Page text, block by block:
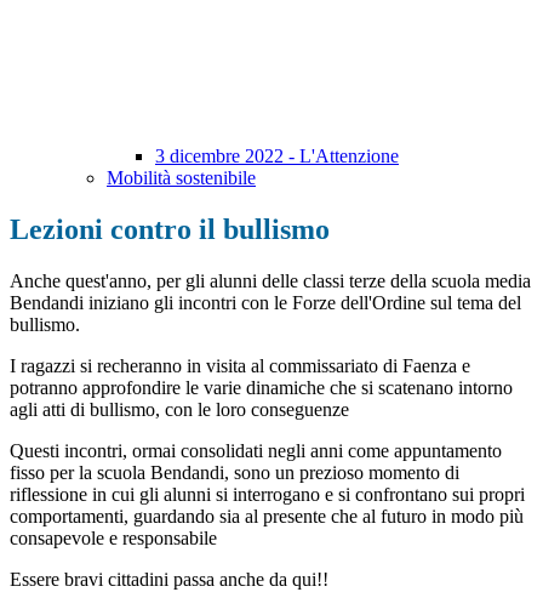
3 dicembre 2022 - L'Attenzione
Mobilità sostenibile
Lezioni contro il bullismo
Anche quest'anno, per gli alunni delle classi terze della scuola media
Bendandi iniziano gli incontri con le Forze dell'Ordine sul tema del
bullismo.
I ragazzi si recheranno in visita al commissariato di Faenza e
potranno approfondire le varie dinamiche che si scatenano intorno
agli atti di bullismo, con le loro conseguenze
Questi incontri, ormai consolidati negli anni come appuntamento
fisso per la scuola Bendandi, sono un prezioso momento di
riflessione in cui gli alunni si interrogano e si confrontano sui propri
comportamenti, guardando sia al presente che al futuro in modo più
consapevole e responsabile
Essere bravi cittadini passa anche da qui!!